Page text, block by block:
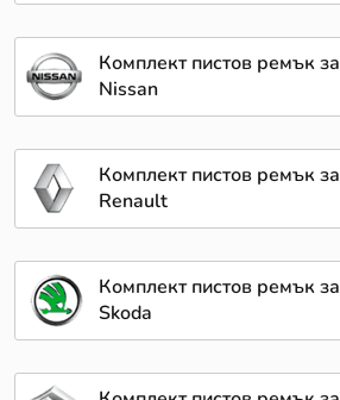
Комплект пистов ремък за
Nissan
Комплект пистов ремък за
Renault
Комплект пистов ремък за
Skoda